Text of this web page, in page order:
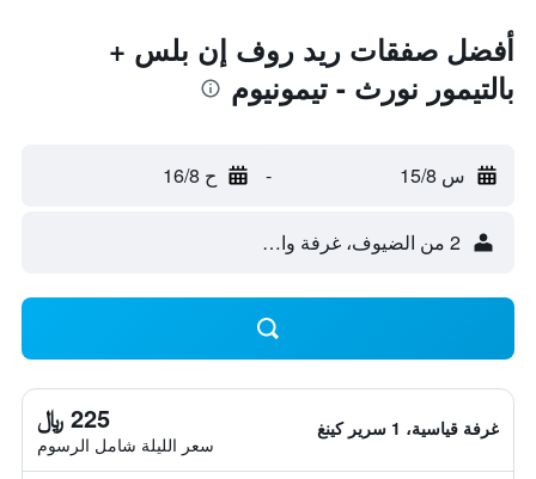
أفضل صفقات ريد روف إن بلس +
بالتيمور نورث - تيمونيوم
س 15/8 - ح 16/8
2 من الضيوف، غرفة واحدة
غرفة قياسية، 1 سرير كينغ 225 ﷼
سعر الليلة شامل الرسوم